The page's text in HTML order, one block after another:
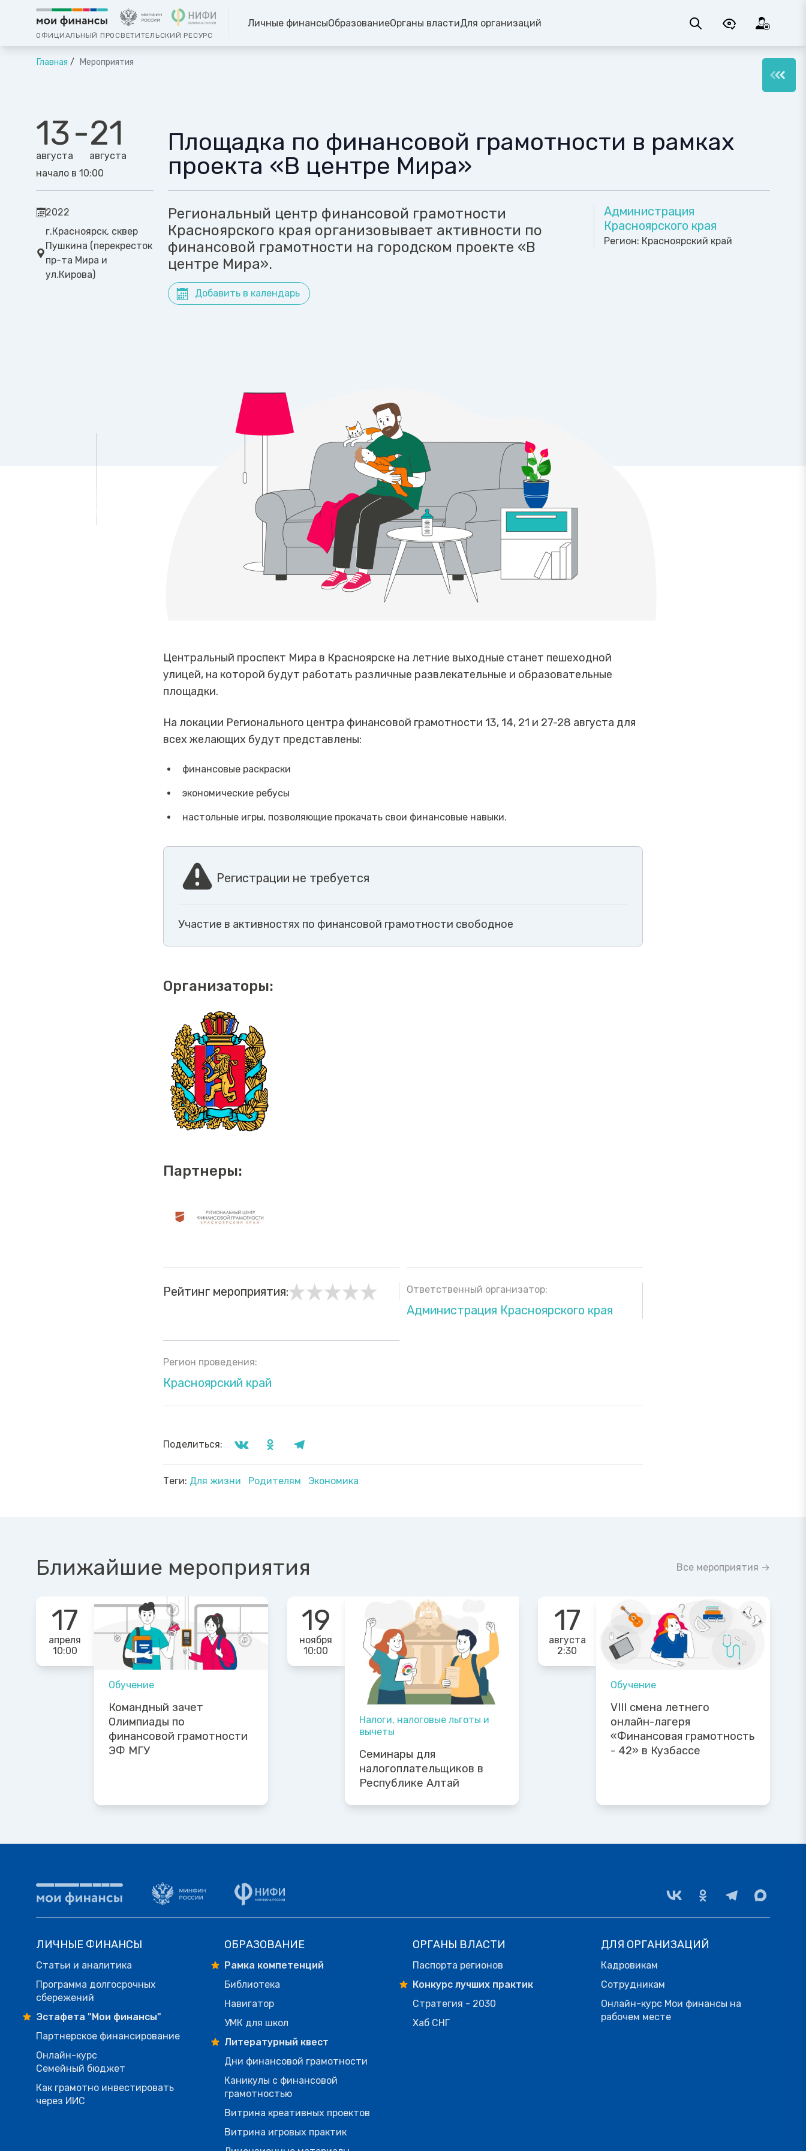
ОФИЦИАЛЬНЫЙ ПРОСВЕТИТЕЛЬСКИЙ РЕСУРС
Личные финансыОбразованиеОрганы властиДля организаций
Главная Мероприятия
13
августа
-21
августа
начало в 10:00
2022
г.Красноярск, сквер
Пушкина (перекресток
пр-та Мира и
ул.Кирова)
Площадка по финансовой грамотности в рамках
проекта «В центре Мира»
Региональный центр финансовой грамотности
Красноярского края организовывает активности по
финансовой грамотности на городском проекте «В
центре Мира».
Добавить в календарь
Администрация
Красноярского края
Регион: Красноярский край
Центральный проспект Мира в Красноярске на летние выходные станет пешеходной
улицей, на которой будут работать различные развлекательные и образовательные
площадки.
На локации Регионального центра финансовой грамотности 13, 14, 21 и 27-28 августа для
всех желающих будут представлены:
финансовые раскраски
экономические ребусы
настольные игры, позволяющие прокачать свои финансовые навыки.
Регистрации не требуется
Участие в активностях по финансовой грамотности свободное
Организаторы:
Партнеры:
Рейтинг мероприятия: Ответственный организатор:
Администрация Красноярского края
Регион проведения:
Красноярский край
Поделиться:
Теги: Для жизни Родителям Экономика
Ближайшие мероприятия Все мероприятия →
17
апреля
10:00
Обучение
Командный зачет
Олимпиады по
финансовой грамотности
ЭФ МГУ
19
ноября
10:00
Налоги, налоговые льготы и
вычеты
Семинары для
налогоплательщиков в
Республике Алтай
17
августа
2:30
Обучение
VIII смена летнего
онлайн-лагеря
«Финансовая грамотность
- 42» в Кузбассе
ЛИЧНЫЕ ФИНАНСЫ
Статьи и аналитика
Программа долгосрочных
сбережений
Эстафета "Мои финансы"
Партнерское финансирование
Онлайн-курс
Семейный бюджет
Как грамотно инвестировать
через ИИС
ОБРАЗОВАНИЕ
Рамка компетенций
Библиотека
Навигатор
УМК для школ
Литературный квест
Дни финансовой грамотности
Каникулы с финансовой
грамотностью
Витрина креативных проектов
Витрина игровых практик
ОРГАНЫ ВЛАСТИ
Паспорта регионов
Конкурс лучших практик
Стратегия - 2030
Хаб СНГ
ДЛЯ ОРГАНИЗАЦИЙ
Кадровикам
Сотрудникам
Онлайн-курс Мои финансы на
рабочем месте